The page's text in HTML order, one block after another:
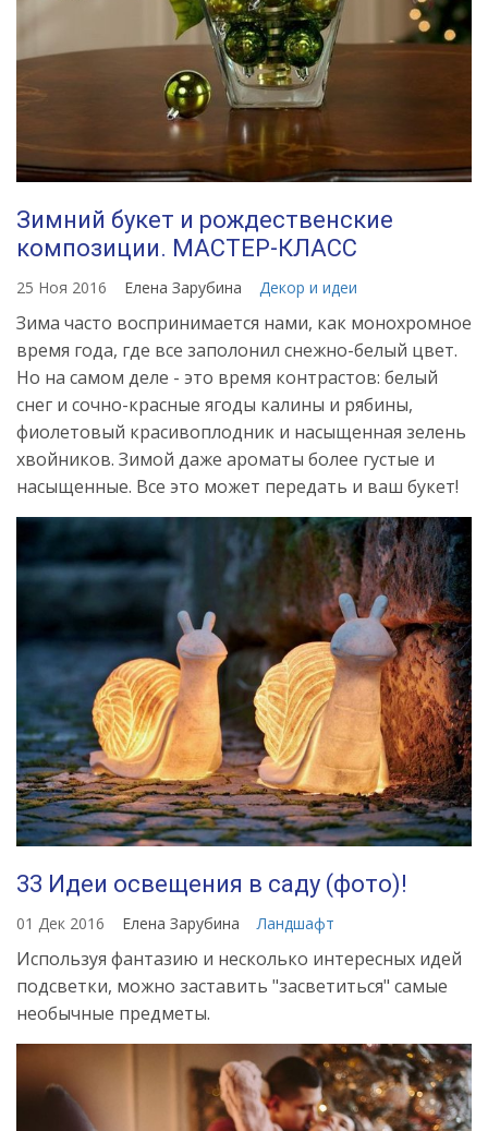
Зимний букет и рождественские
композиции. МАСТЕР-КЛАСС
25 Ноя 2016 Елена Зарубина Декор и идеи
Зима часто воспринимается нами, как монохромное
время года, где все заполонил снежно-белый цвет.
Но на самом деле - это время контрастов: белый
снег и сочно-красные ягоды калины и рябины,
фиолетовый красивоплодник и насыщенная зелень
хвойников. Зимой даже ароматы более густые и
насыщенные. Все это может передать и ваш букет!
33 Идеи освещения в саду (фото)!
01 Дек 2016 Елена Зарубина Ландшафт
Используя фантазию и несколько интересных идей
подсветки, можно заставить "засветиться" самые
необычные предметы.